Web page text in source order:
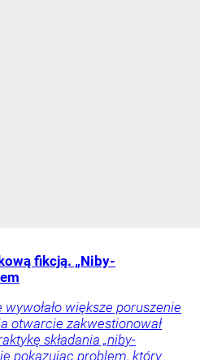
fikcją. „Niby-
większe poruszenie
otwarcie zakwestionował
składania „niby-
pokazując problem, który